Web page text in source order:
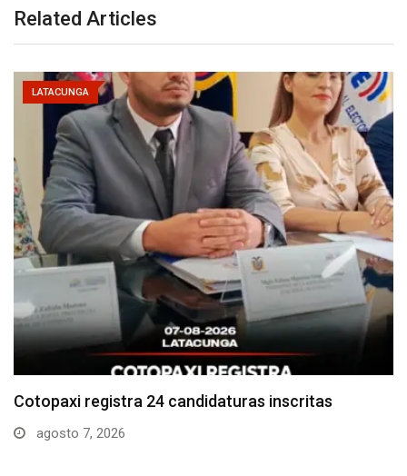
Related Articles
LATACUNGA
Parque Nacional Cotopaxi espera alta afluencia de
visitantes…